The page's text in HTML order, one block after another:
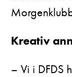
Kreativ
– Vi i DFDS